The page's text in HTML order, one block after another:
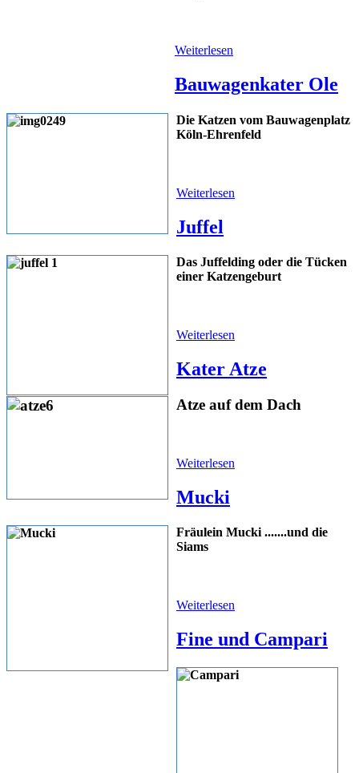
Weiterlesen
Bauwagenkater Ole
Die Katzen vom Bauwagenplatz
Köln-Ehrenfeld
Weiterlesen
Juffel
Das Juffelding oder die Tücken
einer Katzengeburt
Weiterlesen
Kater Atze
Atze auf dem Dach
Weiterlesen
Mucki
Fräulein Mucki .......und die
Siams
Weiterlesen
Fine und Campari